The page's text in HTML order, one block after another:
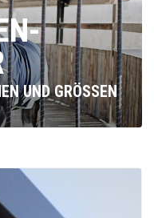
UND GRÖSSEN